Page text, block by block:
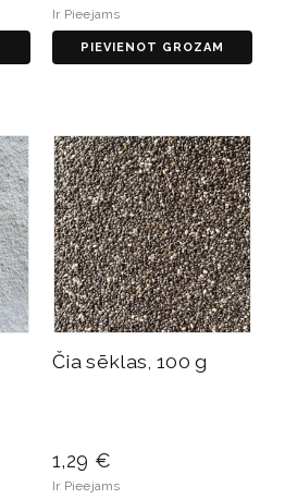
Ir Pieejams
PIEVIENOT GROZAM
Čia sēklas, 100 g
1,29 €
Ir Pieejams